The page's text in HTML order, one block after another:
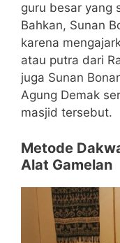
guru besar yang
Bahkan, Sunan
karena
atau putra dari
juga Sunan
Agung Demak
masjid tersebut.
Metode
Alat Gamelan